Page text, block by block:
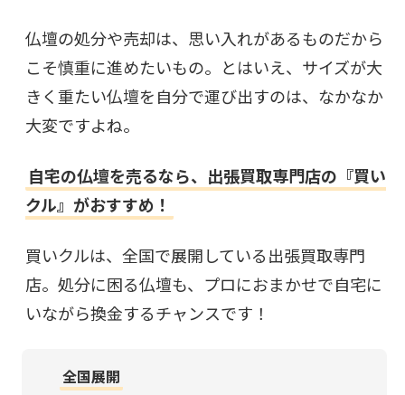
仏壇の処分や売却は、思い入れがあるものだから
こそ慎重に進めたいもの。とはいえ、サイズが大
きく重たい仏壇を自分で運び出すのは、なかなか
大変ですよね。
自宅の仏壇を売るなら、出張買取専門店の『買い
クル』がおすすめ！
買いクルは、全国で展開している出張買取専門
店。処分に困る仏壇も、プロにおまかせで自宅に
いながら換金するチャンスです！
全国展開